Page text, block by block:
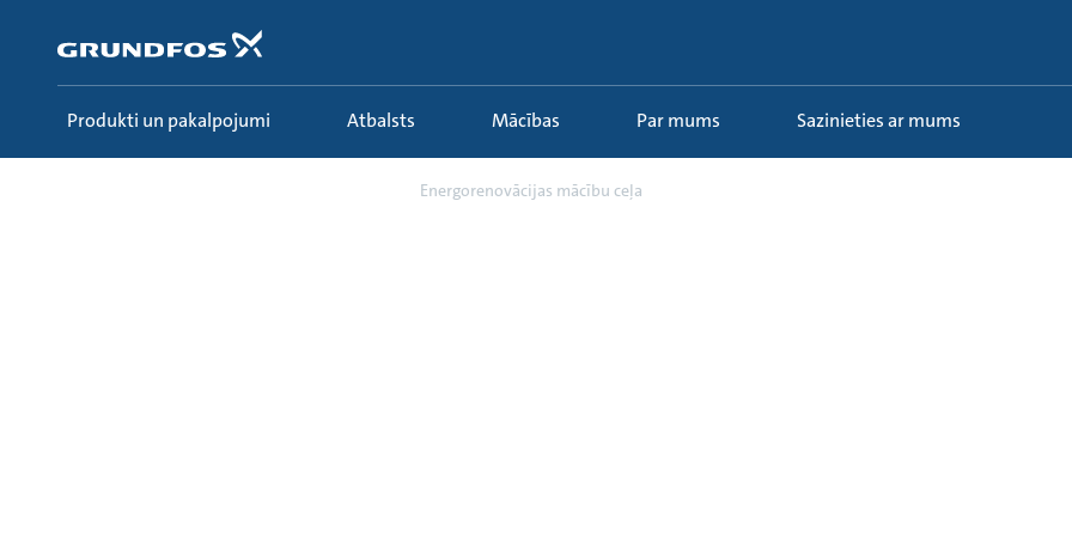
galveno
Produkti un pakalpojumi Atbalsts Mācības Par mums Sazinieties ar mums
Energorenovācijas mācību ceļa